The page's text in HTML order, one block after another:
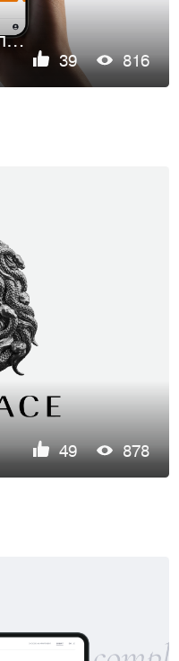
//KINOTICKET — Онлайн-сервис
39 816
49 878